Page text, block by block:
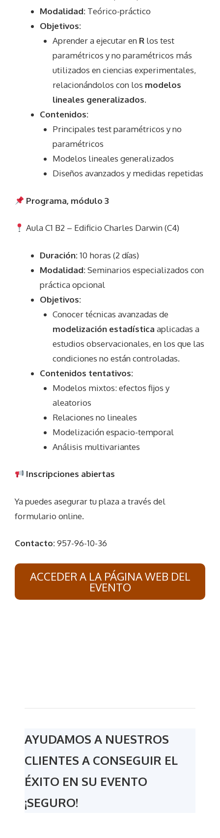
Modalidad: Teórico-práctico
Objetivos:
Aprender a ejecutar en Rlos test
paramétricos y no paramétricos más
utilizados en ciencias experimentales,
relacionándolos con los modelos
lineales generalizados.
Contenidos:
Principales test paramétricos y no
paramétricos
Modelos lineales generalizados
Diseños avanzados y medidas repetidas
Programa, módulo 3
Aula C1 B2 – Edificio Charles Darwin (C4)
Duración:10 horas (2 días)
Modalidad:Seminarios especializados con
práctica opcional
Objetivos:
Conocer técnicas avanzadas de
modelización estadística aplicadas a
estudios observacionales, en los que las
condiciones no están controladas.
Contenidos tentativos:
Modelos mixtos: efectos fijos y
aleatorios
Relaciones no lineales
Modelización espacio-temporal
Análisis multivariantes
Inscripciones abiertas
Ya puedes asegurar tu plaza a través del
formulario online.
Contacto:957-96-10-36
ACCEDER A LA PÁGINA WEB DEL
EVENTO
AYUDAMOS A NUESTROS
CLIENTES A CONSEGUIR EL
ÉXITO EN SU EVENTO
¡SEGURO!